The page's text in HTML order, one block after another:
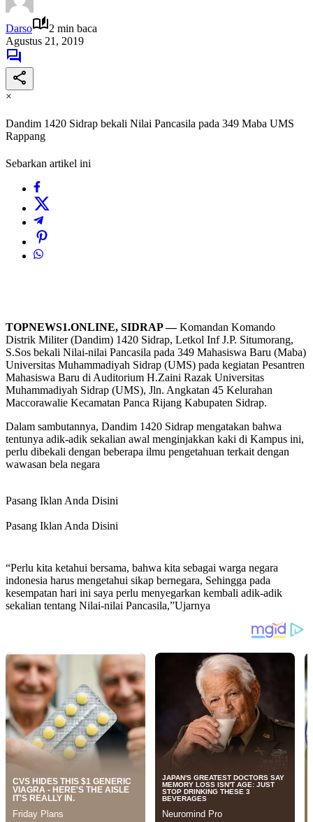
Darso
2 min baca
Agustus 21, 2019
×
Dandim 1420 Sidrap bekali Nilai Pancasila pada 349 Maba UMS
Rappang
Sebarkan artikel ini
TOPNEWS1.ONLINE, SIDRAP —Komandan Komando
Distrik Militer (Dandim) 1420 Sidrap, Letkol Inf J.P. Situmorang,
S.Sos bekali Nilai-nilai Pancasila pada 349 Mahasiswa Baru (Maba)
Universitas Muhammadiyah Sidrap (UMS) pada kegiatan Pesantren
Mahasiswa Baru di Auditorium H.Zaini Razak Universitas
Muhammadiyah Sidrap (UMS), Jln. Angkatan 45 Kelurahan
Maccorawalie Kecamatan Panca Rijang Kabupaten Sidrap.
Dalam sambutannya, Dandim 1420 Sidrap mengatakan bahwa
tentunya adik-adik sekalian awal menginjakkan kaki di Kampus ini,
perlu dibekali dengan beberapa ilmu pengetahuan terkait dengan
wawasan bela negara
Pasang Iklan Anda Disini
Pasang Iklan Anda Disini
“Perlu kita ketahui bersama, bahwa kita sebagai warga negara
indonesia harus mengetahui sikap bernegara, Sehingga pada
kesempatan hari ini saya perlu menyegarkan kembali adik-adik
sekalian tentang Nilai-nilai Pancasila,”Ujarnya